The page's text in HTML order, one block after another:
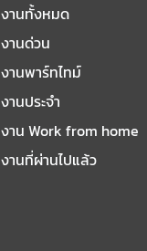
งานทั้งหมด
งานด่วน
งานพาร์ทไทม์
งานประจำ
งาน Work from home
งานที่ผ่านไปแล้ว